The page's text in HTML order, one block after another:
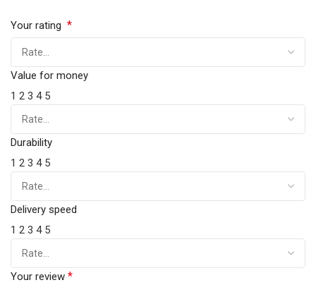
Your rating *
Value for money
1 2 3 4 5
Durability
1 2 3 4 5
Delivery speed
1 2 3 4 5
Your review *